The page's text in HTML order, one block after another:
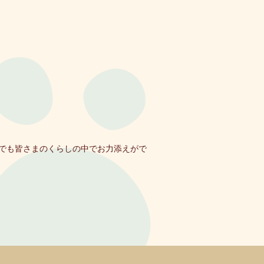
も皆さまのくらしの中でお力添えがで